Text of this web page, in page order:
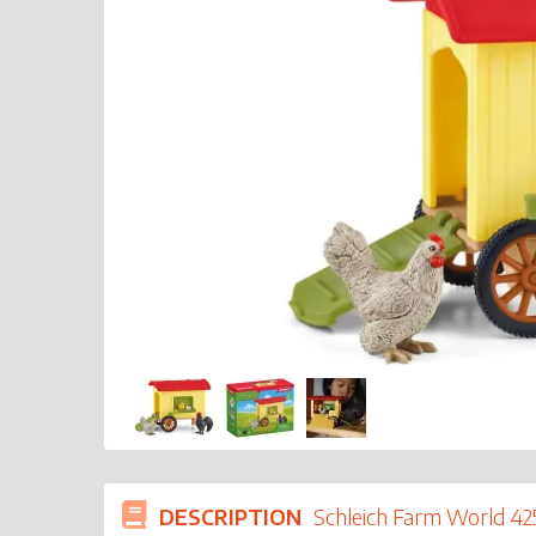
DESCRIPTION Schleich Farm World